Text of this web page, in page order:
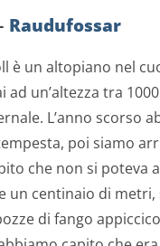
Raudufossar
è un altopiano nel
ad un’altezza tra
L’anno scorso
poi siamo
che non si poteva
un centinaio di metri,
di fango